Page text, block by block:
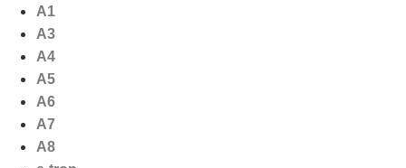
naar
inhoud
A1
A3
A4
A5
A6
A7
A8